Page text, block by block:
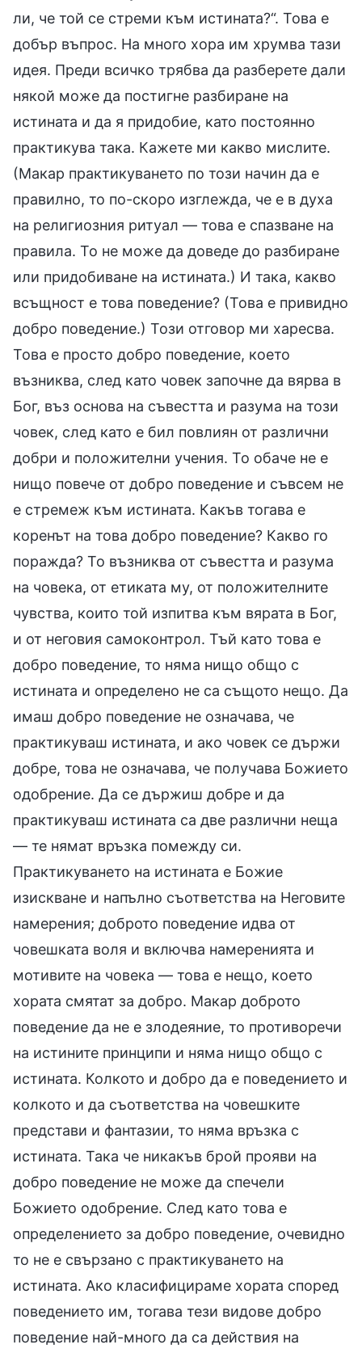
ли, че той се стреми към истината?“. Това е
добър въпрос. На много хора им хрумва тази
идея. Преди всичко трябва да разберете дали
някой може да постигне разбиране на
истината и да я придобие, като постоянно
практикува така. Кажете ми какво мислите.
(Макар практикуването по този начин да е
правилно, то по-скоро изглежда, че е в духа
на религиозния ритуал — това е спазване на
правила. То не може да доведе до разбиране
или придобиване на истината.) И така, какво
всъщност е това поведение? (Това е привидно
добро поведение.) Този отговор ми харесва.
Това е просто добро поведение, което
възниква, след като човек започне да вярва в
Бог, въз основа на съвестта и разума на този
човек, след като е бил повлиян от различни
добри и положителни учения. То обаче не е
нищо повече от добро поведение и съвсем не
е стремеж към истината. Какъв тогава е
коренът на това добро поведение? Какво го
поражда? То възниква от съвестта и разума
на човека, от етиката му, от положителните
чувства, които той изпитва към вярата в Бог,
и от неговия самоконтрол. Тъй като това е
добро поведение, то няма нищо общо с
истината и определено не са същото нещо. Да
имаш добро поведение не означава, че
практикуваш истината, и ако човек се държи
добре, това не означава, че получава Божието
одобрение. Да се държиш добре и да
практикуваш истината са две различни неща
— те нямат връзка помежду си.
Практикуването на истината е Божие
изискване и напълно съответства на Неговите
намерения; доброто поведение идва от
човешката воля и включва намеренията и
мотивите на човека — това е нещо, което
хората смятат за добро. Макар доброто
поведение да не е злодеяние, то противоречи
на истините принципи и няма нищо общо с
истината. Колкото и добро да е поведението и
колкото и да съответства на човешките
представи и фантазии, то няма връзка с
истината. Така че никакъв брой прояви на
добро поведение не може да спечели
Божието одобрение. След като това е
определението за добро поведение, очевидно
то не е свързано с практикуването на
истината. Ако класифицираме хората според
поведението им, тогава тези видове добро
поведение най-много да са действия на